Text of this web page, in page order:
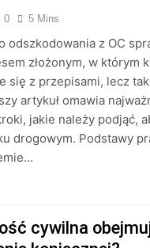
0 5 Mins
odszkodowania z OC
złożonym, w którym
się z przepisami, lecz
artykuł omawia
jakie należy podjąć,
drogowym. Podstawy
cywilna